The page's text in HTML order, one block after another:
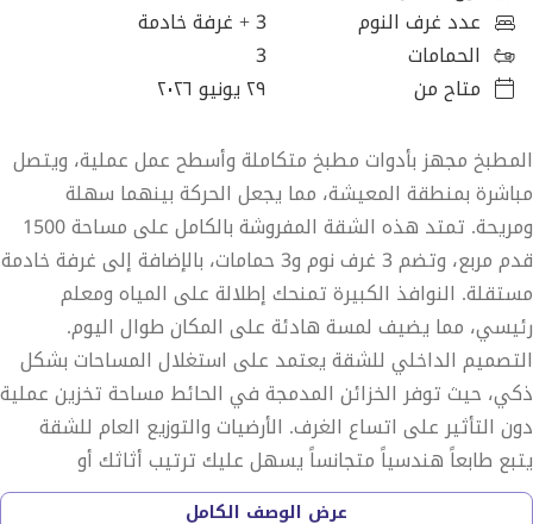
عدد غرف النوم
3+ غرفة خادمة
الحمامات
3
متاح من
٢٩ يونيو ٢٠٢٦
المطبخ مجهز بأدوات مطبخ متكاملة وأسطح عمل عملية، ويتصل
مباشرة بمنطقة المعيشة، مما يجعل الحركة بينهما سهلة
ومريحة. تمتد هذه الشقة المفروشة بالكامل على مساحة 1500
قدم مربع، وتضم 3 غرف نوم و3 حمامات، بالإضافة إلى غرفة خادمة
مستقلة. النوافذ الكبيرة تمنحك إطلالة على المياه ومعلم
رئيسي، مما يضيف لمسة هادئة على المكان طوال اليوم.
التصميم الداخلي للشقة يعتمد على استغلال المساحات بشكل
ذكي، حيث توفر الخزائن المدمجة في الحائط مساحة تخزين عملية
دون التأثير على اتساع الغرف. الأرضيات والتوزيع العام للشقة
يتبع طابعاً هندسياً متجانساً يسهل عليك ترتيب أثاثك أو
الاستفادة من الأثاث الموجود بالفعل. وجود غرفة خادمة يضيف
عرض الوصف الكامل